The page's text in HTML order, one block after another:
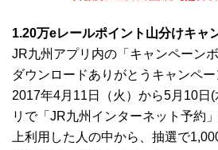
1.20万eレールポイント山分けキャ
JR九州アプリ内の「キャンペーン
ダウンロードありがとうキャンペー
2017年4月11日（火）から5月10日
リで「JR九州インターネット予約
上利用した人の中から、抽選で